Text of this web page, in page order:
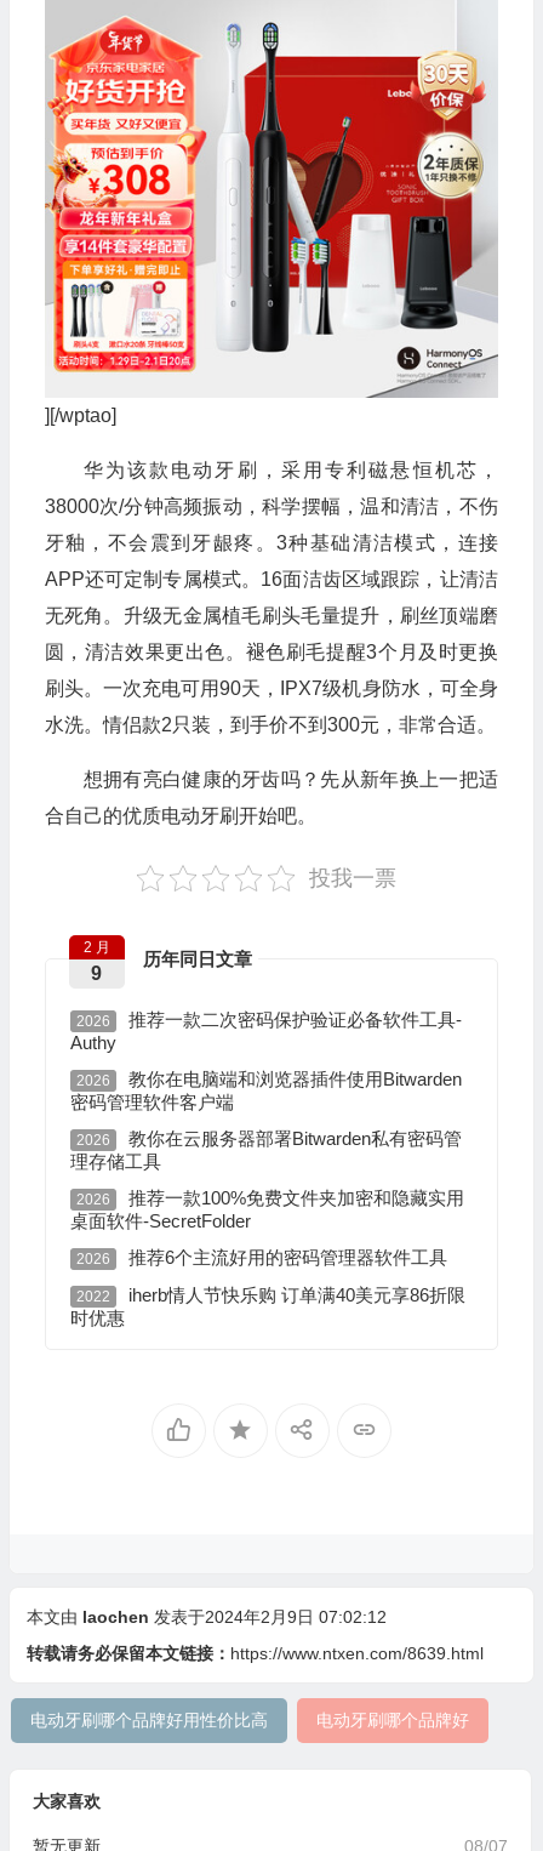
][/wptao]
华为该款电动牙刷，采用专利磁悬恒机芯，
38000次/分钟高频振动，科学摆幅，温和清洁，不伤
牙釉，不会震到牙龈疼。3种基础清洁模式，连接
APP还可定制专属模式。16面洁齿区域跟踪，让清洁
无死角。升级无金属植毛刷头毛量提升，刷丝顶端磨
圆，清洁效果更出色。褪色刷毛提醒3个月及时更换
刷头。一次充电可用90天，IPX7级机身防水，可全身
水洗。情侣款2只装，到手价不到300元，非常合适。
想拥有亮白健康的牙齿吗？先从新年换上一把适
合自己的优质电动牙刷开始吧。
投我一票
历年同日文章
2 月
9
2026
推荐一款二次密码保护验证必备软件工具-
Authy
2026
教你在电脑端和浏览器插件使用Bitwarden
密码管理软件客户端
2026
教你在云服务器部署Bitwarden私有密码管
理存储工具
2026
推荐一款100%免费文件夹加密和隐藏实用
桌面软件-SecretFolder
2026 推荐6个主流好用的密码管理器软件工具
2022
iherb情人节快乐购 订单满40美元享86折限
时优惠
本文由 laochen 发表于2024年2月9日 07:02:12
转载请务必保留本文链接： https://www.ntxen.com/8639.html
电动牙刷哪个品牌好用性价比高 电动牙刷哪个品牌好
大家喜欢
08/07
暂无更新